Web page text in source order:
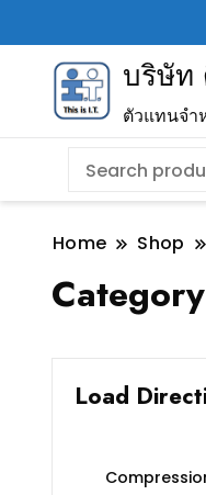
บริษัท
ตัวแทนจำ
Home Shop
Load